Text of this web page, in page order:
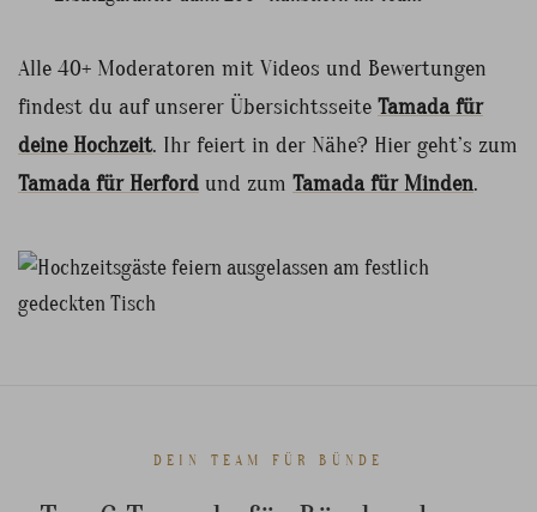
Alle 40+ Moderatoren mit Videos und Bewertungen
findest du auf unserer Übersichtsseite Tamada für
deine Hochzeit. Ihr feiert in der Nähe? Hier geht’s zum
Tamada für Herford und zum Tamada für Minden.
DEIN TEAM FÜR BÜNDE